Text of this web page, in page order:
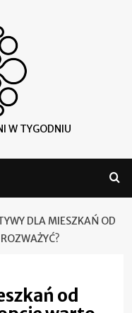
W TYGODNIU
DLA MIESZKAŃ OD
od